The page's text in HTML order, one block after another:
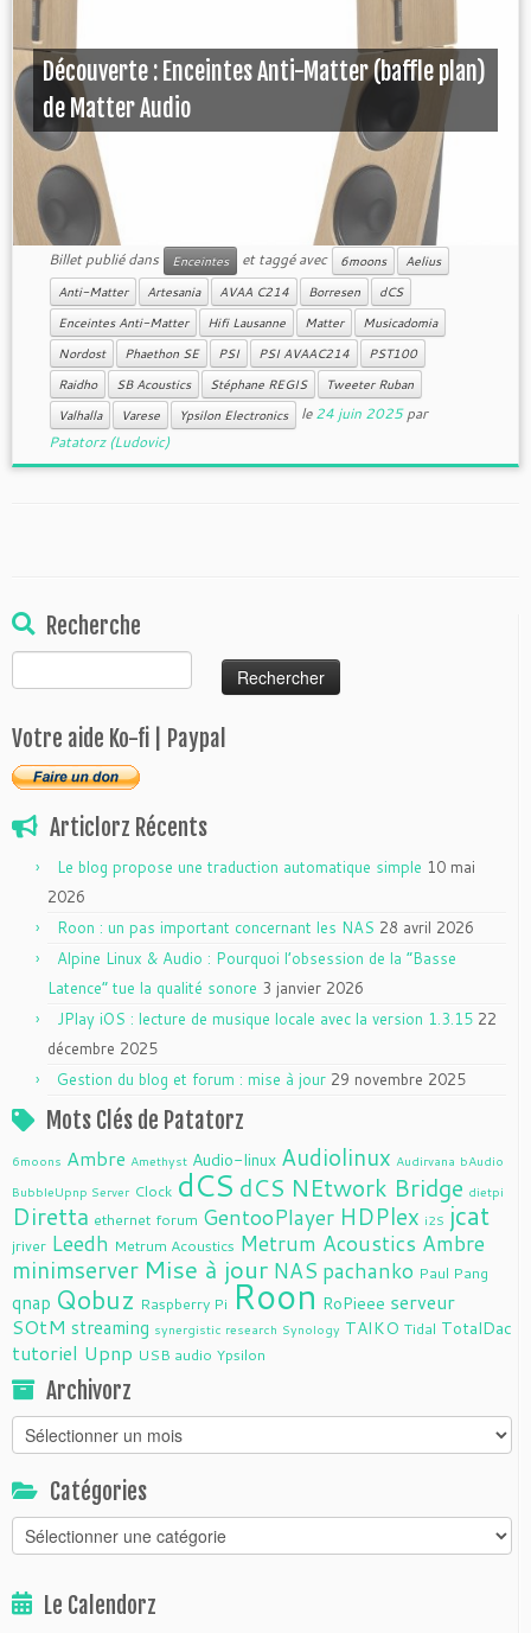
Découverte : Enceintes Anti-Matter (baffle plan)
de Matter Audio
Billet publié dans Enceintes et taggé avec 6moons
Aelius
Anti-Matter
Artesania AVAA C214 Borresen
dCS
Enceintes Anti-Matter
Hifi Lausanne Matter
Musicadomia
Nordost
Phaethon SE PSI PSI AVAAC214
PST100
Raidho
SB Acoustics Stéphane REGIS
Tweeter Ruban
Valhalla
Varese Ypsilon Electronics le24 juin 2025 par
Patatorz (Ludovic)
Recherche
Votre aide Ko-fi | Paypal
Articlorz Récents
Le blog propose une traduction automatique simple 10 mai
2026
Roon : un pas important concernant les NAS 28 avril 2026
Alpine Linux & Audio : Pourquoi l’obsession de la “Basse
Latence” tue la qualité sonore 3 janvier 2026
JPlay iOS : lecture de musique locale avec la version 1.3.15 22
décembre 2025
Gestion du blog et forum : mise à jour 29 novembre 2025
Mots Clés de Patatorz
6moons Ambre Amethyst Audio-linux Audiolinux Audirvana bAudio
BubbleUpnp Server Clock dCS dCS NEtwork Bridge dietpi
Diretta ethernet forum GentooPlayer HDPlex i2S jcat
jriver Leedh Metrum Acoustics Metrum Acoustics Ambre
minimserver Mise à jour NAS pachanko Paul Pang
qnap Qobuz Raspberry Pi Roon RoPieee serveur
SOtM streaming synergistic research Synology TAIKO Tidal TotalDac
tutoriel Upnp USB audio Ypsilon
Archivorz
Archivorz
Catégories
Catégories
Le Calendorz